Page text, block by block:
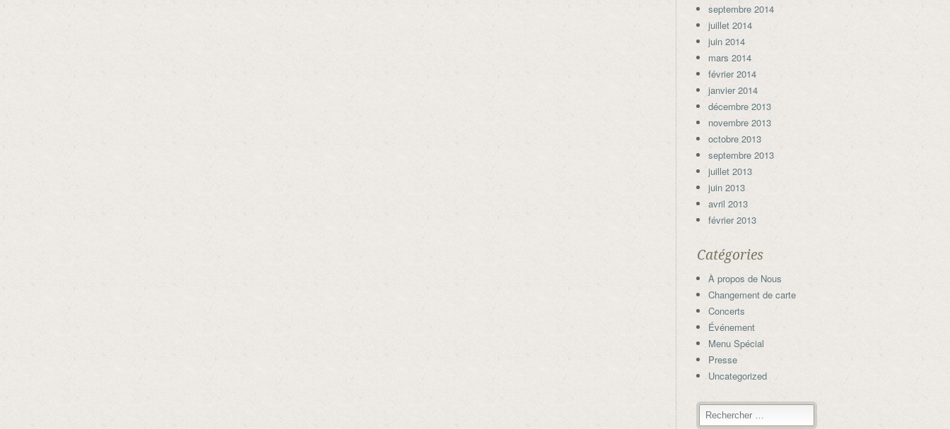
septembre 2014
juillet 2014
juin 2014
mars 2014
février 2014
janvier 2014
décembre 2013
novembre 2013
octobre 2013
septembre 2013
juillet 2013
juin 2013
avril 2013
février 2013
Catégories
À propos de Nous
Changement de carte
Concerts
Événement
Menu Spécial
Presse
Uncategorized